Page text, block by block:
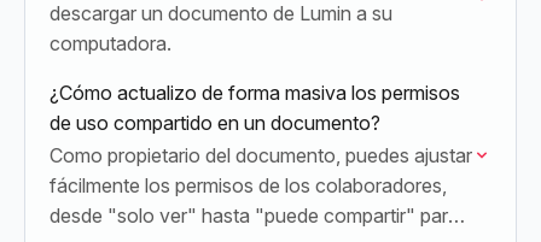
descargar un documento de Lumin a su
computadora.
¿Cómo actualizo de forma masiva los permisos
de uso compartido en un documento?
Como propietario del documento, puedes ajustar
fácilmente los permisos de los colaboradores,
desde "solo ver" hasta "puede compartir" para